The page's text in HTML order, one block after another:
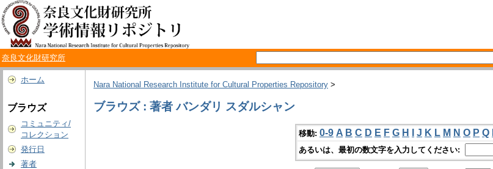
奈良文化財研究所
ホーム
ブラウズ
コミュニティ/
コレクション
発行日
著者
Nara National Research Institute for Cultural Properties Repository >
ブラウズ : 著者 バンダリ スダルシャン
移動: 0-9 A B C D E F G H J K L M N O P Q
あるいは、最初の数文字を入力してください: